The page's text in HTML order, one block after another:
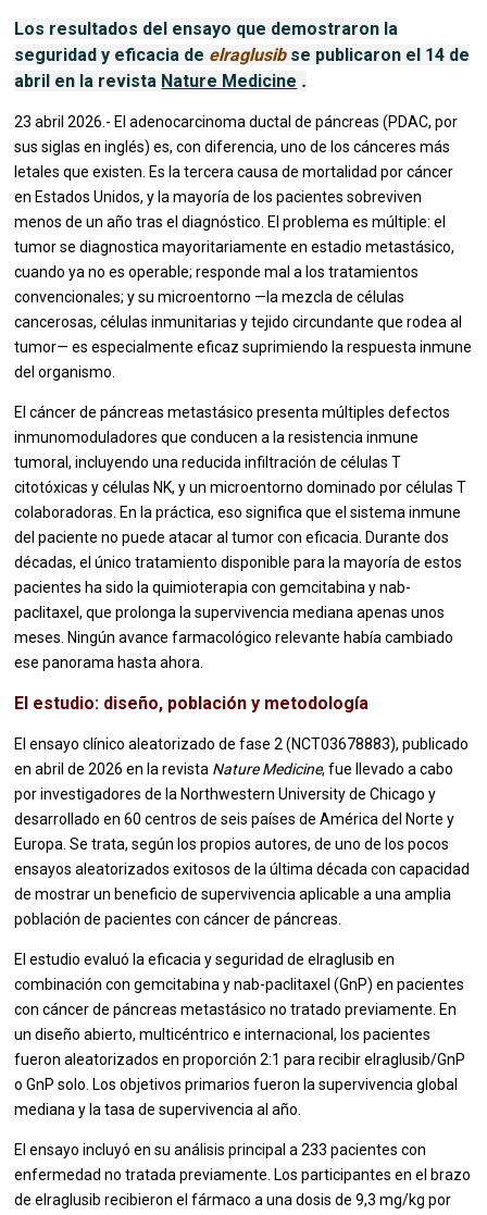
Los resultados del ensayo que demostraron la
seguridad y eficacia de elraglusib se publicaron el 14 de
abril en la revista Nature Medicine .
23 abril 2026.- El adenocarcinoma ductal de páncreas (PDAC, por
sus siglas en inglés) es, con diferencia, uno de los cánceres más
letales que existen. Es la tercera causa de mortalidad por cáncer
en Estados Unidos, y la mayoría de los pacientes sobreviven
menos de un año tras el diagnóstico. El problema es múltiple: el
tumor se diagnostica mayoritariamente en estadio metastásico,
cuando ya no es operable; responde mal a los tratamientos
convencionales; y su microentorno —la mezcla de células
cancerosas, células inmunitarias y tejido circundante que rodea al
tumor— es especialmente eficaz suprimiendo la respuesta inmune
del organismo.
El cáncer de páncreas metastásico presenta múltiples defectos
inmunomoduladores que conducen a la resistencia inmune
tumoral, incluyendo una reducida infiltración de células T
citotóxicas y células NK, y un microentorno dominado por células T
colaboradoras. En la práctica, eso significa que el sistema inmune
del paciente no puede atacar al tumor con eficacia. Durante dos
décadas, el único tratamiento disponible para la mayoría de estos
pacientes ha sido la quimioterapia con gemcitabina y nab-
paclitaxel, que prolonga la supervivencia mediana apenas unos
meses. Ningún avance farmacológico relevante había cambiado
ese panorama hasta ahora.
El estudio: diseño, población y metodología
El ensayo clínico aleatorizado de fase 2 (NCT03678883), publicado
en abril de 2026 en la revista Nature Medicine, fue llevado a cabo
por investigadores de la Northwestern University de Chicago y
desarrollado en 60 centros de seis países de América del Norte y
Europa. Se trata, según los propios autores, de uno de los pocos
ensayos aleatorizados exitosos de la última década con capacidad
de mostrar un beneficio de supervivencia aplicable a una amplia
población de pacientes con cáncer de páncreas.
El estudio evaluó la eficacia y seguridad de elraglusib en
combinación con gemcitabina y nab-paclitaxel (GnP) en pacientes
con cáncer de páncreas metastásico no tratado previamente. En
un diseño abierto, multicéntrico e internacional, los pacientes
fueron aleatorizados en proporción 2:1 para recibir elraglusib/GnP
o GnP solo. Los objetivos primarios fueron la supervivencia global
mediana y la tasa de supervivencia al año.
El ensayo incluyó en su análisis principal a 233 pacientes con
enfermedad no tratada previamente. Los participantes en el brazo
de elraglusib recibieron el fármaco a una dosis de 9,3 mg/kg por